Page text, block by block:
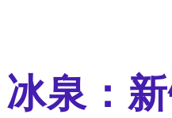
冰泉：